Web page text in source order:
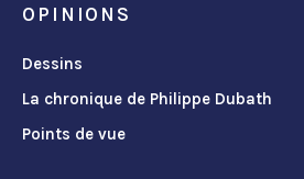
OPINIONS
Dessins
La chronique de Philippe Dubath
Points de vue